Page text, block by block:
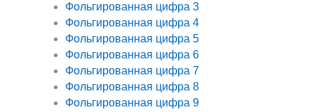
Фольгированная цифра 3
Фольгированная цифра 4
Фольгированная цифра 5
Фольгированная цифра 6
Фольгированная цифра 7
Фольгированная цифра 8
Фольгированная цифра 9